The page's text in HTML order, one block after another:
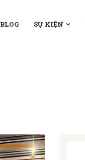
BLOG SỰ KIỆN